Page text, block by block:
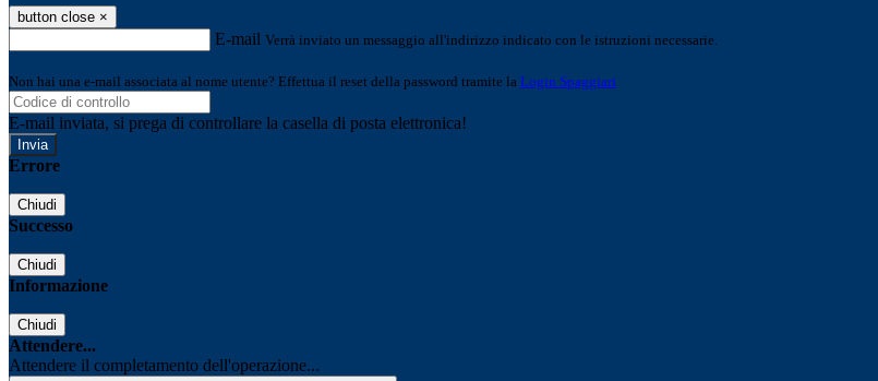
button close ×
E-mail Verrà inviato un messaggio all'indirizzo indicato con le istruzioni necessarie.
Non hai una e-mail associata al nome utente? Effettua il reset della password tramite la Login Spaggiari
E-mail inviata, si prega di controllare la casella di posta elettronica!
Errore
Chiudi
Successo
Chiudi
Informazione
Chiudi
Attendere...
Attendere il completamento dell'operazione...